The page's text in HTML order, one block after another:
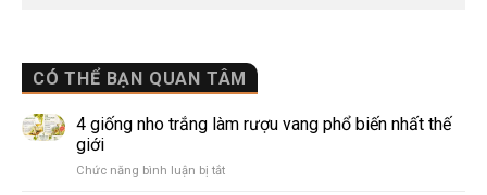
CÓ THỂ BẠN QUAN TÂM
4 giống nho trắng làm rượu vang phổ biến nhất thế
giới
Chức năng bình luận bị tắtở